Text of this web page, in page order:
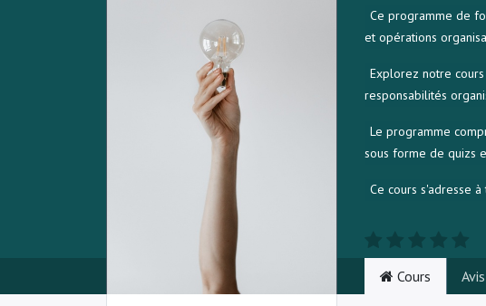
Ce programme de
et opérations
Explorez notre
responsabilités
Le programme
sous forme de quizs
Ce cours s'adresse
Cours Avis